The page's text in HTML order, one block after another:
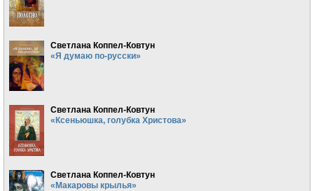
Светлана Коппел-Ковтун
«Я думаю по-русски»
Светлана Коппел-Ковтун
«Ксеньюшка, голубка Христова»
Светлана Коппел-Ковтун
«Макаровы крылья»